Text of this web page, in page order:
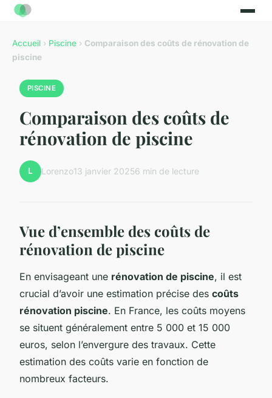
Accueil › Piscine › Comparaison des coûts de rénovation de
piscine
PISCINE
Comparaison des coûts de
rénovation de piscine
L Lorenzo13 janvier 20256 min de lecture
Vue d’ensemble des coûts de
rénovation de piscine
En envisageant une rénovation de piscine, il est
crucial d’avoir une estimation précise des coûts
rénovation piscine. En France, les coûts moyens
se situent généralement entre 5 000 et 15 000
euros, selon l’envergure des travaux. Cette
estimation des coûts varie en fonction de
nombreux facteurs.